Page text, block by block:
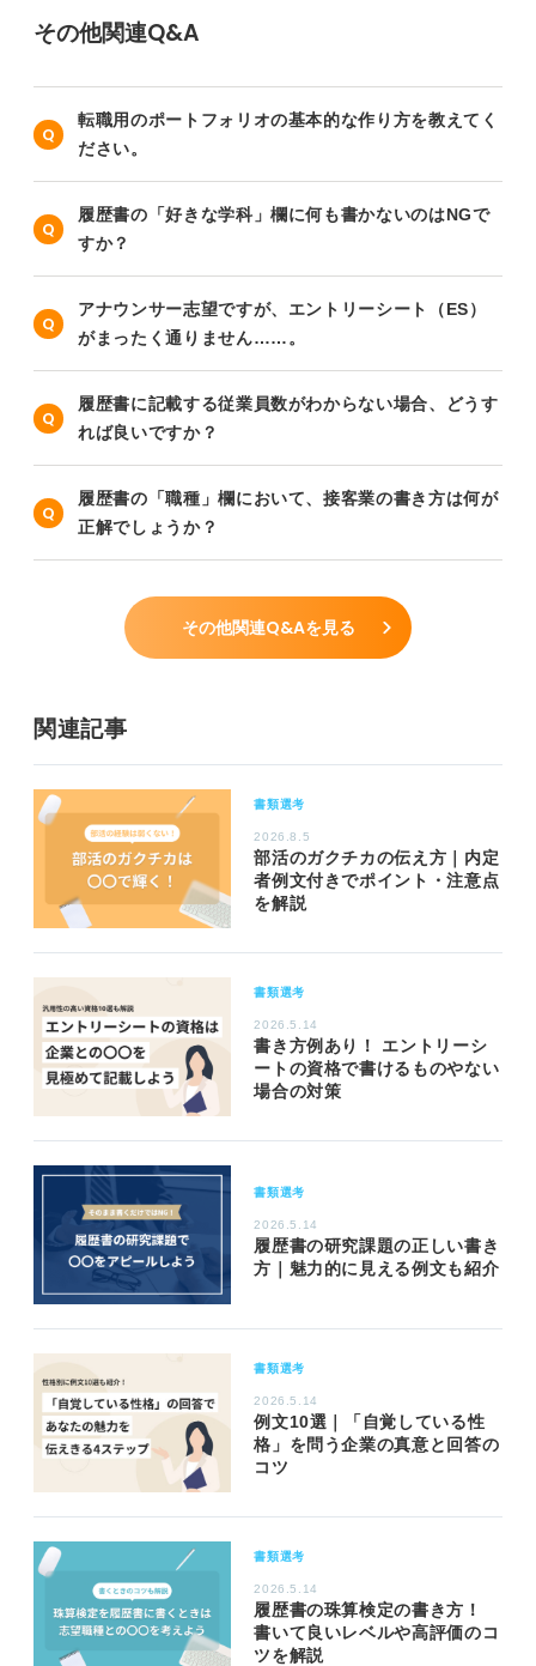
その他関連Q&A
転職用のポートフォリオの基本的な作り方を教えてく
ださい。
履歴書の「好きな学科」欄に何も書かないのはNGで
すか？
アナウンサー志望ですが、エントリーシート（ES）
がまったく通りません……。
履歴書に記載する従業員数がわからない場合、どうす
れば良いですか？
履歴書の「職種」欄において、接客業の書き方は何が
正解でしょうか？
その他関連Q&Aを見る
関連記事
書類選考
2026.8.5
部活のガクチカの伝え方｜内定
者例文付きでポイント・注意点
を解説
書類選考
2026.5.14
書き方例あり！ エントリーシ
ートの資格で書けるものやない
場合の対策
書類選考
2026.5.14
履歴書の研究課題の正しい書き
方｜魅力的に見える例文も紹介
書類選考
2026.5.14
例文10選｜「自覚している性
格」を問う企業の真意と回答の
コツ
書類選考
2026.5.14
履歴書の珠算検定の書き方！
書いて良いレベルや高評価のコ
ツを解説